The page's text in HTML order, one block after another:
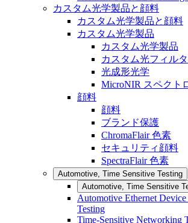
カスタム光学製品と顔料
カスタム光学製品と顔料
カスタム光学製品
カスタム光学製品
カスタム光フィル
光成形光学
MicroNIR スペクト
顔料
顔料
ブランド保護
ChromaFlair 色素
セキュリティ顔料
SpectraFlair 色素
Automotive, Time Sensitive Testing
Automotive, Time Sensitive
Automotive Ethernet
Testing
Time-Sensitive Networking